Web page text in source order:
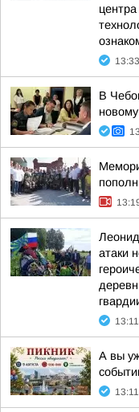
13:33
В
атаки
13:11
А вы
13:11